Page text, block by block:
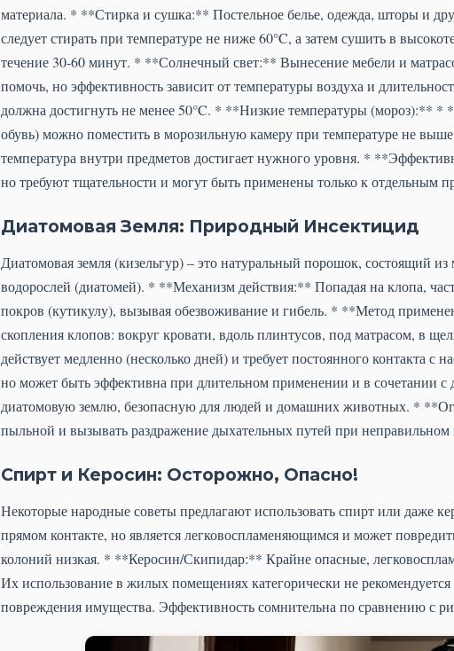
материала. * **Стирка и сушка:** Постельное белье, одежда, шторы и
следует стирать при температуре не ниже 60°C, а затем сушить в
течение 30-60 минут. * **Солнечный свет:** Вынесение мебели и
помочь, но эффективность зависит от температуры воздуха и
должна достигнуть не менее 50°C. * **Низкие температуры (мороз):**
обувь) можно поместить в морозильную камеру при температуре не
температура внутри предметов достигает нужного уровня. *
но требуют тщательности и могут быть применены только к отдельным
Диатомовая Земля: Природный Инсектицид
Диатомовая земля (кизельгур) – это натуральный порошок, состоящий
водорослей (диатомей). * **Механизм действия:** Попадая на клопа,
покров (кутикулу), вызывая обезвоживание и гибель. * **Метод
скопления клопов: вокруг кровати, вдоль плинтусов, под матрасом, в
действует медленно (несколько дней) и требует постоянного контакта
но может быть эффективна при длительном применении и в сочетании
диатомовую землю, безопасную для людей и домашних животных. *
пыльной и вызывать раздражение дыхательных путей при неправильном
Спирт и Керосин: Осторожно, Опасно!
Некоторые народные советы предлагают использовать спирт или
прямом контакте, но является легковоспламеняющимся и может
колоний низкая. * **Керосин/Скипидар:** Крайне опасные,
Их использование в жилых помещениях категорически не
повреждения имущества. Эффективность сомнительна по сравнению с